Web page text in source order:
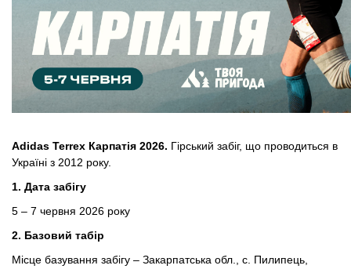
Adidas Terrex Карпатія 2026. Гірський забіг, що проводиться в
Україні з 2012 року.
1. Дата забігу
5 – 7 червня 2026 року
2. Базовий табір
Місце базування забігу – Закарпатська обл., с. Пилипець,